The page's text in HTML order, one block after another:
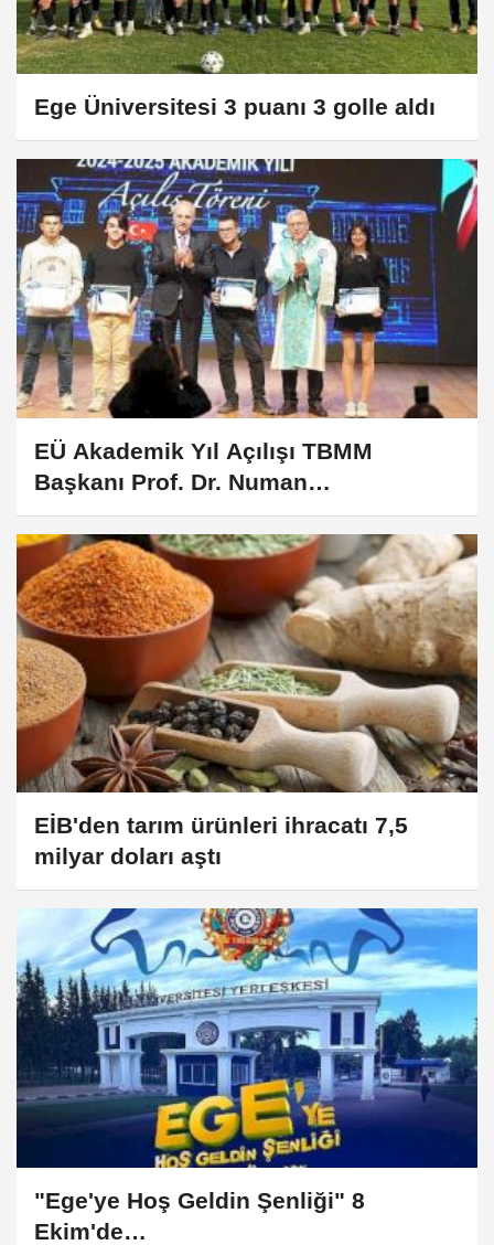
Ege Üniversitesi 3 puanı 3 golle aldı
EÜ Akademik Yıl Açılışı TBMM
Başkanı Prof. Dr. Numan
Kurtulmuş'un Teşrifleriyle Gerçekleşti
EİB'den tarım ürünleri ihracatı 7,5
milyar doları aştı
"Ege'ye Hoş Geldin Şenliği" 8
Ekim'de…